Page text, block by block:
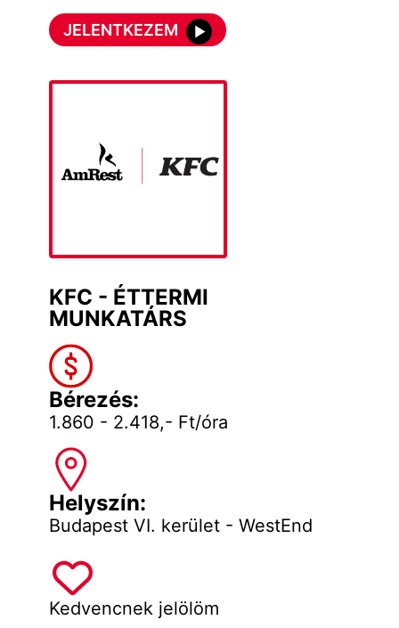
JELENTKEZEM
KFC - ÉTTERMI
MUNKATÁRS
Bérezés:
1.860 - 2.418,- Ft/óra
Helyszín:
Budapest VI. kerület - WestEnd
Kedvencnek jelölöm